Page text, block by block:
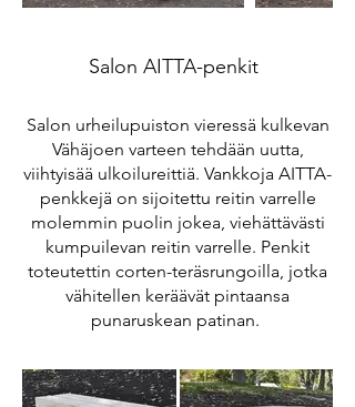
Salon AITTA-penkit
Salon urheilupuiston vieressä kulkevan
Vähäjoen varteen tehdään uutta,
viihtyisää ulkoilureittiä. Vankkoja AITTA-
penkkejä on sijoitettu reitin varrelle
molemmin puolin jokea, viehättävästi
kumpuilevan reitin varrelle. Penkit
toteutettin corten-teräsrungoilla, jotka
vähitellen keräävät pintaansa
punaruskean patinan.